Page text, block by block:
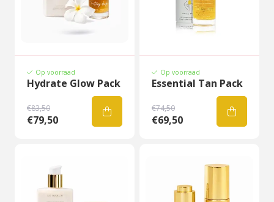
Op voorraad
Hydrate Glow Pack
€83,50
€79,50
Op voorraad
Essential Tan Pack
€74,50
€69,50